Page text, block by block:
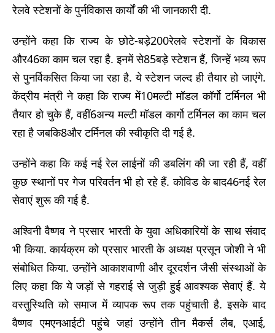
रेलवे स्टेशनों के पुर्नविकास कार्यों की भी जानकारी दी.
उन्होंने कहा कि राज्य के छोटे-बड़े200रेलवे स्टेशनों के विकास
और46का काम चल रहा है. इनमें से85बड़े स्टेशन हैं, जिन्हें भव्य रूप
से पुनर्विकसित किया जा रहा है. ये स्टेशन जल्द ही तैयार हो जाएंगे.
केंद्रीय मंत्री ने कहा कि राज्य में10मल्टी मॉडल कॉर्गो टर्मिनल भी
तैयार हो चुके हैं, वहीं6अन्य मल्टी मॉडल कार्गो टर्मिनल का काम चल
रहा है जबकि8और टर्मिनल की स्वीकृति दी गई है.
उन्होंने कहा कि कई नई रेल लाईनों की डबलिंग की जा रही हैं, वहीं
कुछ स्थानों पर गेज परिवर्तन भी हो रहे हैं. कोविड के बाद46नई रेल
सेवाएं शुरू की गई है.
अश्विनी वैष्णव ने प्रसार भारती के युवा अधिकारियों के साथ संवाद
भी किया. कार्यक्रम को प्रसार भारती के अध्यक्ष प्रसून जोशी ने भी
संबोधित किया. उन्होंने आकाशवाणी और दूरदर्शन जैसी संस्थाओं के
लिए कहा कि ये जड़ों से गहराई से जुड़ी हुई आवश्यक सेवाएं हैं. ये
वस्तुस्थिति को समाज में व्यापक रूप तक पहुंचाती है. इसके बाद
वैष्णव एमएनआईटी पहुंचे जहां उन्होंने तीन मैकर्स लैब, एआई,